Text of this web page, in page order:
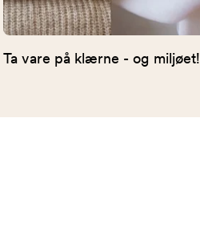
Ta vare på klærne - og miljøet!